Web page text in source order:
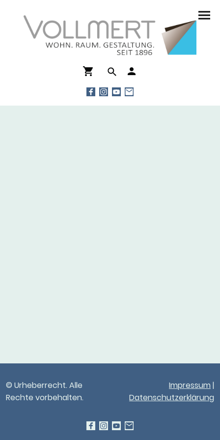
© Urheberrecht. Alle
Rechte vorbehalten.
Impressum |
Datenschutzerklärung